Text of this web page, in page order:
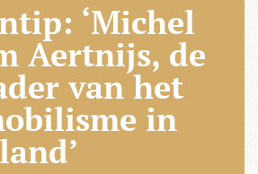
‘Michel
Aertnijs, de
van het
in